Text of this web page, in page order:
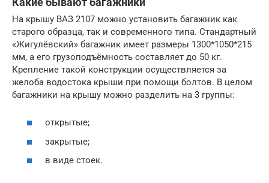
На крышу ВАЗ 2107 можно установить багажник как
старого образца, так и современного типа. Стандартный
«Жигулёвский» багажник имеет размеры 1300*1050*215
мм, а его грузоподъёмность составляет до 50 кг.
Крепление такой конструкции осуществляется за
желоба водостока крыши при помощи болтов. В целом
багажники на крышу можно разделить на 3 группы:
открытые;
закрытые;
в виде стоек.